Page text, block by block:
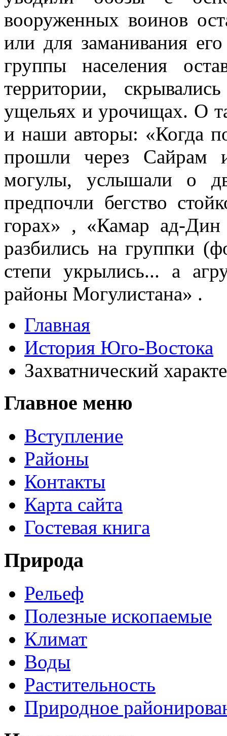
вооруженных воинов
или для заманивания
группы населения
территории,
ущельях и урочищах. О
и наши авторы: «Когда
прошли через Сайрам
могулы, услышали о
предпочли бегство
горах» , «Камар ад-
разбились на группки
степи укрылись... а
районы Могулистана» .
Главная
История Юго-Востока
Захватнический
Главное меню
Вступление
Районы
Контакты
Карта сайта
Гостевая книга
Природа
Рельеф
Полезные ископаемые
Климат
Воды
Растительность
Природное